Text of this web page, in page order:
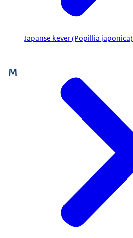
Japanse kever (Popillia japonica)
M